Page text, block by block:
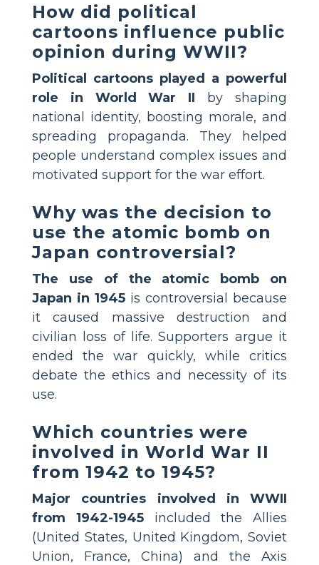
How did political
cartoons influence public
opinion during WWII?
Political cartoons played a powerful
role in World War II by shaping
national identity, boosting morale, and
spreading propaganda. They helped
people understand complex issues and
motivated support for the war effort.
Why was the decision to
use the atomic bomb on
Japan controversial?
The use of the atomic bomb on
Japan in 1945 is controversial because
it caused massive destruction and
civilian loss of life. Supporters argue it
ended the war quickly, while critics
debate the ethics and necessity of its
use.
Which countries were
involved in World War II
from 1942 to 1945?
Major countries involved in WWII
from 1942-1945included the Allies
(United States, United Kingdom, Soviet
Union, France, China) and the Axis